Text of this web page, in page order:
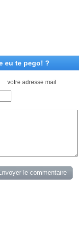
eu te pego! ?
votre adresse mail